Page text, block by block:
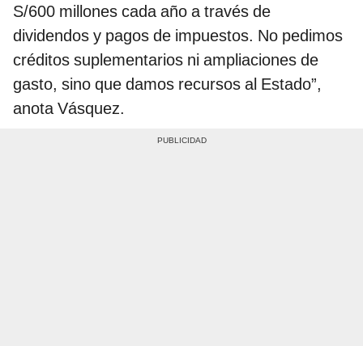
S/600 millones cada año a través de
dividendos y pagos de impuestos. No pedimos
créditos suplementarios ni ampliaciones de
gasto, sino que damos recursos al Estado”,
anota Vásquez.